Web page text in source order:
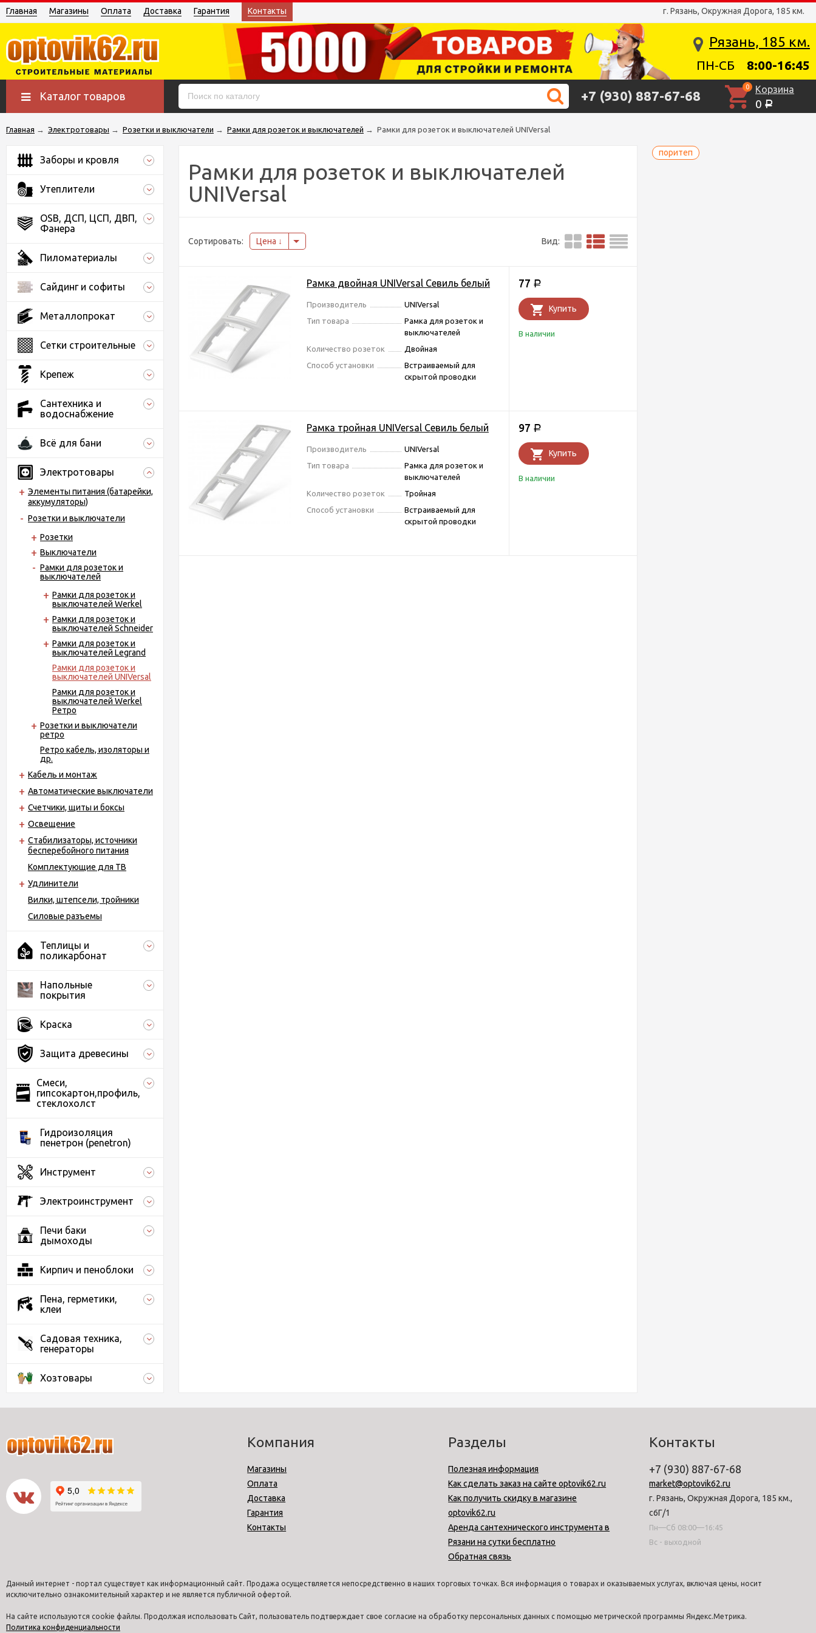
г. Рязань, Окружная Дорога, 185 км.
Главная Магазины Оплата Доставка Гарантия Контакты
Рязань, 185 км.
ПН-СБ 8:00-16:45
Каталог товаров +7 (930) 887-67-68
0 Корзина
0 Р
Главная → Электротовары → Розетки и выключатели → Рамки для розеток и выключателей → Рамки для розеток и выключателей UNIVersal
поритеп
Заборы и кровля
Утеплители
OSB, ДСП, ЦСП, ДВП,
Фанера
Пиломатериалы
Сайдинг и софиты
Металлопрокат
Сетки строительные
Крепеж
Сантехника и
водоснабжение
Всё для бани
Электротовары
Элементы питания (батарейки,
аккумуляторы)
Розетки и выключатели
Розетки
Выключатели
Рамки для розеток и
выключателей
Рамки для розеток и
выключателей Werkel
Рамки для розеток и
выключателей Schneider
Рамки для розеток и
выключателей Legrand
Рамки для розеток и
выключателей UNIVersal
Рамки для розеток и
выключателей Werkel
Ретро
Розетки и выключатели
ретро
Ретро кабель, изоляторы и
др.
Кабель и монтаж
Автоматические выключатели
Счетчики, щиты и боксы
Освещение
Стабилизаторы, источники
бесперебойного питания
Комплектующие для ТВ
Удлинители
Вилки, штепсели, тройники
Силовые разъемы
Теплицы и
поликарбонат
Напольные
покрытия
Краска
Защита древесины
Смеси,
гипсокартон,профиль,
стеклохолст
Гидроизоляция
пенетрон (penetron)
Инструмент
Электроинструмент
Печи баки
дымоходы
Кирпич и пеноблоки
Пена, герметики,
клеи
Садовая техника,
генераторы
Хозтовары
Рамки для розеток и выключателей
UNIVersal
Сортировать: Цена Вид:
Рамка двойная UNIVersal Севиль белый
Производитель
UNIVersal
Тип товара
Рамка для розеток и
выключателей
Количество розеток
Двойная
Способ установки
Встраиваемый для
скрытой проводки
77 Р
Купить
В наличии
Рамка тройная UNIVersal Севиль белый
Производитель
UNIVersal
Тип товара
Рамка для розеток и
выключателей
Количество розеток
Тройная
Способ установки
Встраиваемый для
скрытой проводки
97 Р
Купить
В наличии
Компания
Магазины
Оплата
Доставка
Гарантия
Контакты
Разделы
Полезная информация
Как сделать заказ на сайте optovik62.ru
Как получить скидку в магазине
optovik62.ru
Аренда сантехнического инструмента в
Рязани на сутки бесплатно
Обратная связь
Контакты
+7 (930) 887-67-68
market@optovik62.ru
г. Рязань, Окружная Дорога, 185 км.,
с6Г/1
Пн—Сб 08:00—16:45
Вс - выходной
Данный интернет - портал существует как информационный сайт. Продажа осуществляется непосредственно в наших торговых точках. Вся информация о товарах и оказываемых услугах, включая цены, носит
исключительно ознакомительный характер и не является публичной офертой.
На сайте используются cookie файлы. Продолжая использовать Сайт, пользователь подтверждает свое согласие на обработку персональных данных с помощью метрической программы Яндекс.Метрика.
Политика конфиденциальности